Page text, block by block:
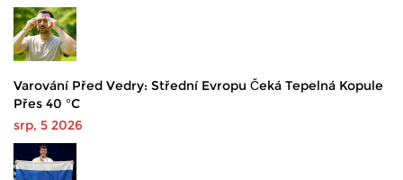
Varování Před Vedry: Střední Evropu Čeká Tepelná Kopule
Přes 40 °C
srp, 5 2026